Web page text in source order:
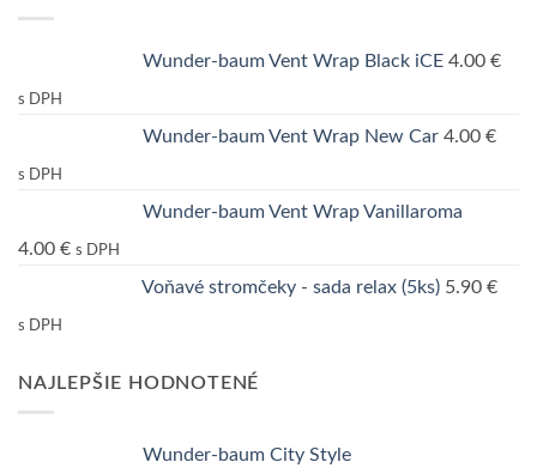
Wunder-baum Vent Wrap Black iCE 4.00 €
s DPH
Wunder-baum Vent Wrap New Car 4.00 €
s DPH
Wunder-baum Vent Wrap Vanillaroma
4.00 € s DPH
Voňavé stromčeky - sada relax (5ks) 5.90 €
s DPH
NAJLEPŠIE HODNOTENÉ
Wunder-baum City Style